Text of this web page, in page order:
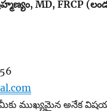
MD, FRCP
మీకు ముఖ్యమైన అనేక